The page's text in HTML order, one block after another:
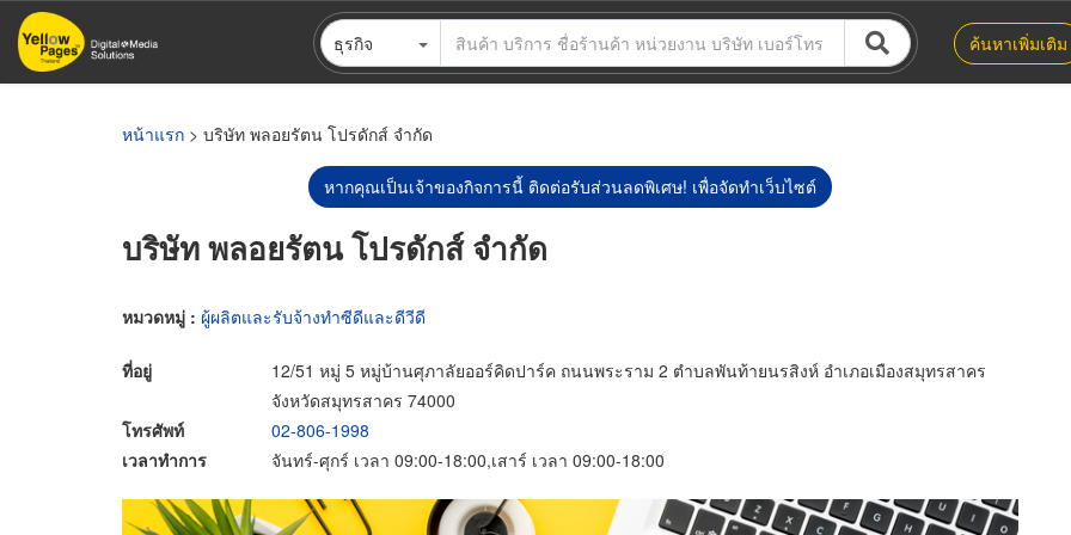
ข้าม
ไป
ธุรกิจ ค้นหาเพิ่มเติม
หน้าแรก > บริษัท พลอยรัตน โปรดักส์ จำกัด
หากคุณเป็นเจ้าของกิจการนี้ ติดต่อรับส่วนลดพิเศษ! เพื่อจัดทำเว็บไซต์
บริษัท พลอยรัตน โปรดักส์ จำกัด
หมวดหมู่ : ผู้ผลิตและรับจ้างทำซีดีและดีวีดี
ที่อยู่
12/51 หมู่ 5 หมู่บ้านศุภาลัยออร์คิดปาร์ค ถนนพระราม 2 ตำบลพันท้ายนรสิงห์ อำเภอเมืองสมุทรสาคร
จังหวัดสมุทรสาคร 74000
โทรศัพท์
02-806-1998
เวลาทำการ
จันทร์-ศุกร์ เวลา 09:00-18:00,เสาร์ เวลา 09:00-18:00